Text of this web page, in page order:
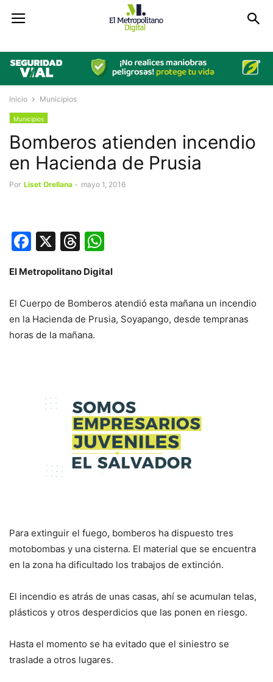
Inicio Municipios
Municipios
Bomberos atienden incendio
en Hacienda de Prusia
Por Liset Orellana - mayo 1, 2016
Facebook
X Threads
El Metropolitano Digital
El Cuerpo de Bomberos atendió esta mañana un incendio
en la Hacienda de Prusia, Soyapango, desde tempranas
horas de la mañana.
Para extinguir el fuego, bomberos ha dispuesto tres
motobombas y una cisterna. El material que se encuentra
en la zona ha dificultado los trabajos de extinción.
El incendio es atrás de unas casas, ahí se acumulan telas,
plásticos y otros desperdicios que las ponen en riesgo.
Hasta el momento se ha evitado que el siniestro se
traslade a otros lugares.